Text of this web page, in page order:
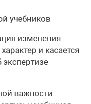
учебников
изменения
и касается
важности